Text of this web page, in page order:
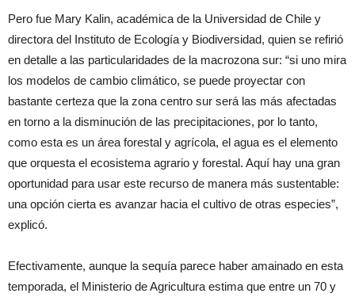
Pero fue Mary Kalin, académica de la Universidad de Chile y
directora del Instituto de Ecología y Biodiversidad, quien se refirió
en detalle a las particularidades de la macrozona sur: “si uno mira
los modelos de cambio climático, se puede proyectar con
bastante certeza que la zona centro sur será las más afectadas
en torno a la disminución de las precipitaciones, por lo tanto,
como esta es un área forestal y agrícola, el agua es el elemento
que orquesta el ecosistema agrario y forestal. Aquí hay una gran
oportunidad para usar este recurso de manera más sustentable:
una opción cierta es avanzar hacia el cultivo de otras especies”,
explicó.
Efectivamente, aunque la sequía parece haber amainado en esta
temporada, el Ministerio de Agricultura estima que entre un 70 y